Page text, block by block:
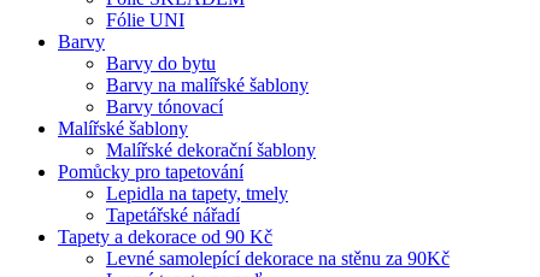
Fólie UNI
Barvy
Barvy do bytu
Barvy na malířské šablony
Barvy tónovací
Malířské šablony
Malířské dekorační šablony
Pomůcky pro tapetování
Lepidla na tapety, tmely
Tapetářské nářadí
Tapety a dekorace od 90 Kč
Levné samolepící dekorace na stěnu za 90Kč